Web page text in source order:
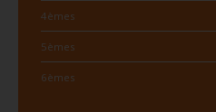
4èmes
5èmes
6èmes